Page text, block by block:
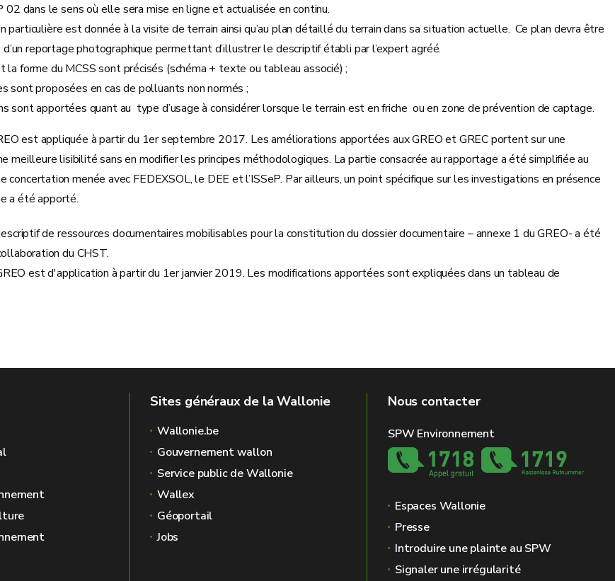
02 dans le sens où elle sera mise en ligne et actualisée en continu.
particulière est donnée à la visite de terrain ainsi qu’au plan détaillé du terrain dans sa situation actuelle. Ce plan devra être
d’un reportage photographique permettant d’illustrer le descriptif établi par l’expert agréé.
la forme du MCSS sont précisés (schéma + texte ou tableau associé) ;
sont proposées en cas de polluants non normés ;
sont apportées quant au type d’usage à considérer lorsque le terrain est en friche ou en zone de prévention de captage.
est appliquée à partir du 1er septembre 2017. Les améliorations apportées aux GREO et GREC portent sur une
meilleure lisibilité sans en modifier les principes méthodologiques. La partie consacrée au rapportage a été simplifiée au
concertation menée avec FEDEXSOL, le DEE et l’ISSeP. Par ailleurs, un point spécifique sur les investigations en présence
a été apporté.
de ressources documentaires mobilisables pour la constitution du dossier documentaire – annexe 1 du GREO- a été
du CHST.
est d'application à partir du 1er janvier 2019. Les modifications apportées sont expliquées dans un tableau de
Sites généraux de la Wallonie
Wallonie.be
Gouvernement wallon
Service public de Wallonie
Wallex
Géoportail
Jobs
Nous contacter
SPW Environnement
Espaces Wallonie
Presse
Introduire une plainte au SPW
Signaler une irrégularité